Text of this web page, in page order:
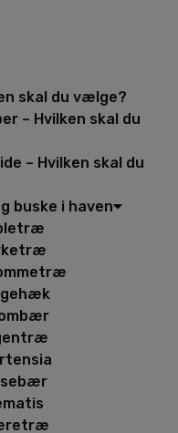
skal du vælge?
– Hvilken skal du
– Hvilken skal du
buske i haven